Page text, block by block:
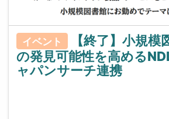
イベント
【終了】小規模
の発見可能性を高める
ャパンサーチ連携